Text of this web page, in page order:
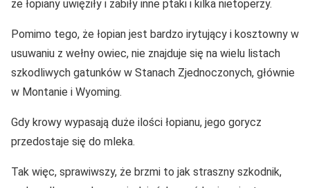
że łopiany uwięziły i zabiły inne ptaki i kilka nietoperzy.
Pomimo tego, że łopian jest bardzo irytujący i kosztowny w
usuwaniu z wełny owiec, nie znajduje się na wielu listach
szkodliwych gatunków w Stanach Zjednoczonych, głównie
w Montanie i Wyoming.
Gdy krowy wypasają duże ilości łopianu, jego gorycz
przedostaje się do mleka.
Tak więc, sprawiwszy, że brzmi to jak straszny szkodnik,